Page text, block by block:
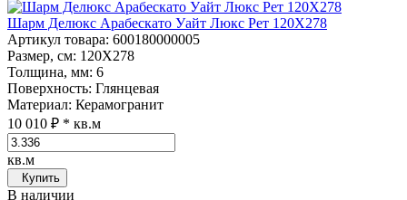
Шарм Делюкс Арабескато Уайт Люкс Рет 120Х278
Артикул товара: 600180000005
Размер, см: 120Х278
Толщина, мм: 6
Поверхность: Глянцевая
Материал: Керамогранит
10 010 ₽ * кв.м
кв.м
Купить
В наличии